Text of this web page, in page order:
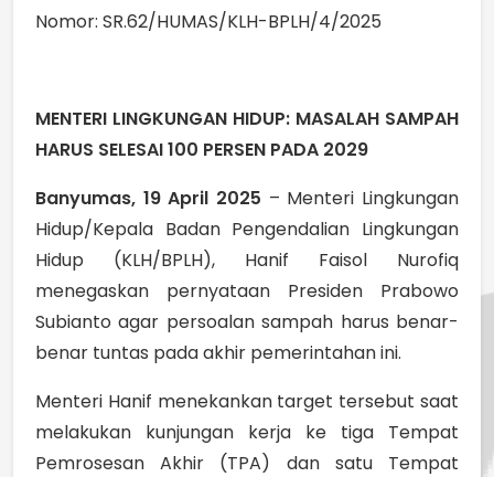
Nomor: SR.62/HUMAS/KLH-BPLH/4/2025
MENTERI LINGKUNGAN HIDUP: MASALAH SAMPAH
HARUS SELESAI 100 PERSEN PADA 2029
Banyumas, 19 April 2025 – Menteri Lingkungan
Hidup/Kepala Badan Pengendalian Lingkungan
Hidup (KLH/BPLH), Hanif Faisol Nurofiq
menegaskan pernyataan Presiden Prabowo
Subianto agar persoalan sampah harus benar-
benar tuntas pada akhir pemerintahan ini.
Menteri Hanif menekankan target tersebut saat
melakukan kunjungan kerja ke tiga Tempat
Pemrosesan Akhir (TPA) dan satu Tempat